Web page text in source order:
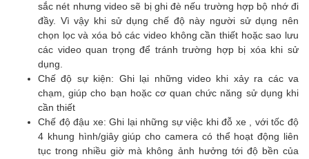
sắc nét nhưng video sẽ bị ghi đè nếu trường hợp bộ nhớ đi
đầy. Vì vậy khi sử dụng chế độ này người sử dụng nên
chọn lọc và xóa bỏ các video không cần thiết hoặc sao lưu
các video quan trọng để tránh trường hợp bị xóa khi sử
dụng.
Chế độ sự kiện: Ghi lại những video khi xảy ra các va
chạm, giúp cho bạn hoặc cơ quan chức năng sử dụng khi
cần thiết
Chế độ đậu xe: Ghi lại những sự việc khi đỗ xe , với tốc độ
4 khung hình/giây giúp cho camera có thể hoạt động liên
tục trong nhiều giờ mà không ảnh hưởng tới độ bền của